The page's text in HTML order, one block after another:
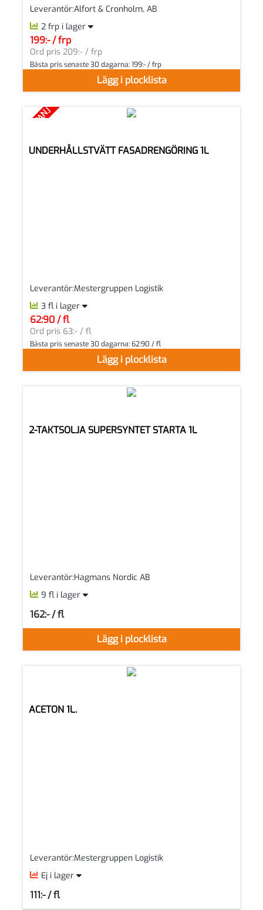
Leverantör:Alfort & Cronholm, AB
2 frp i lager
Lägg i plocklista
199:- / frp
SEK per FRP
Ord pris 209:- / frp
Bästa pris senaste 30 dagarna:199:- / frp
KAMPANJ
UNDERHÅLLSTVÄTT FASADRENGÖRING 1L
Leverantör:Mestergruppen Logistik
3 fl i lager
Lägg i plocklista
62:90 / fl
SEK per FL
Ord pris 63:- / fl
Bästa pris senaste 30 dagarna:62:90 / fl
2-TAKTSOLJA SUPERSYNTET STARTA 1L
Leverantör:Hagmans Nordic AB
9 fl i lager
Lägg i plocklista
162:- / fl
SEK per FL
ACETON 1L.
Leverantör:Mestergruppen Logistik
Ej i lager
111:- / fl
SEK per FL